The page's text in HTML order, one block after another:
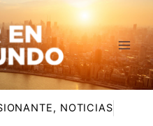
, NOTICIAS